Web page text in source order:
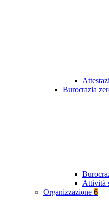
Burocrazia
Attività
Organizzazione 6